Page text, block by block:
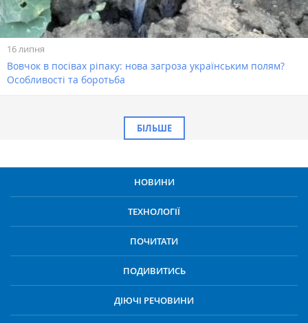
16 липня
Вовчок в посівах ріпаку: нова загроза українським полям?
Особливості та боротьба
БІЛЬШЕ
НОВИНИ
ТЕХНОЛОГІЇ
ПОЧИТАТИ
ПОДИВИТИСЬ
ДІЮЧІ РЕЧОВИНИ